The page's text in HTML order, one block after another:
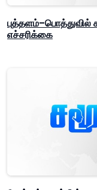
புத்தளம்–பொத்துவில்
எச்சரிக்கை